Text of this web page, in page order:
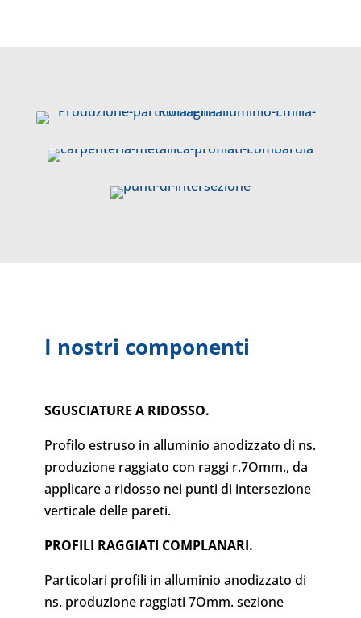
I nostri componenti
SGUSCIATURE A RIDOSSO.
Profilo estruso in alluminio anodizzato di ns.
produzione raggiato con raggi r.7Omm., da
applicare a ridosso nei punti di intersezione
verticale delle pareti.
PROFILI RAGGIATI COMPLANARI.
Particolari profili in alluminio anodizzato di
ns. produzione raggiati 7Omm. sezione